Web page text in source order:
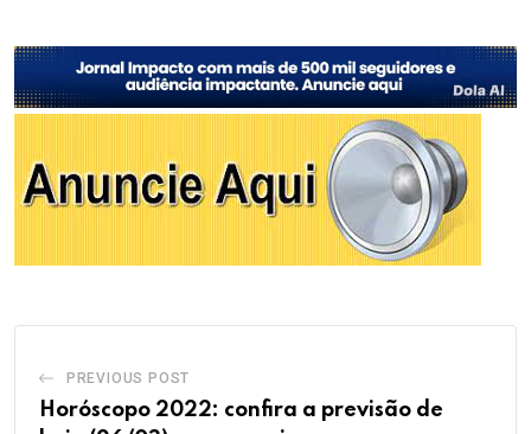
PREVIOUS POST
Horóscopo 2022: confira a previsão de